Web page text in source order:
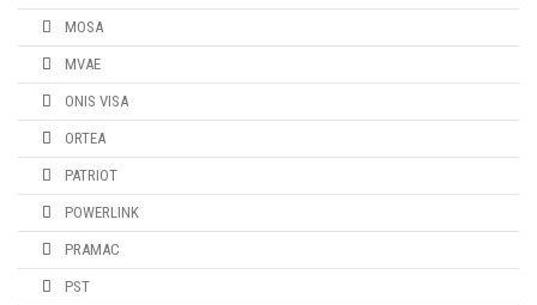
MOSA
MVAE
ONIS VISA
ORTEA
PATRIOT
POWERLINK
PRAMAC
PST